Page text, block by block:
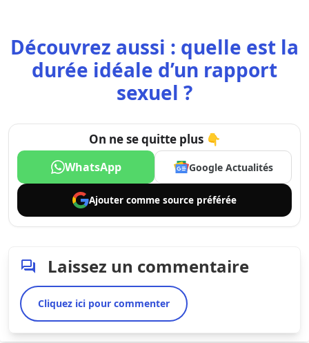
Découvrez aussi : quelle est la
durée idéale d’un rapport
sexuel ?
On ne se quitte plus 👇
WhatsApp Google Actualités
Ajouter comme source préférée
Laissez un commentaire
Cliquez ici pour commenter